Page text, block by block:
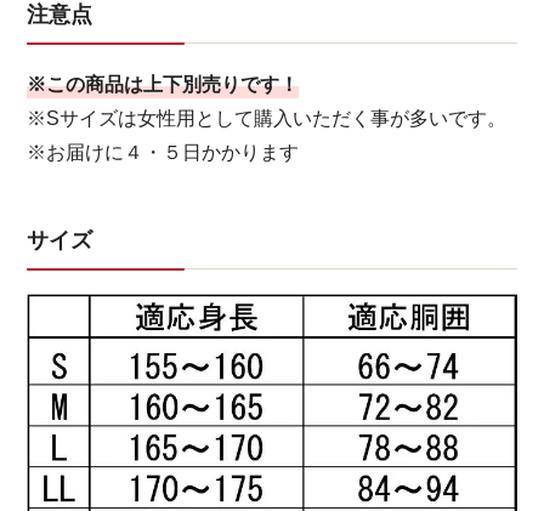
注意点
※この商品は上下別売りです！
※Sサイズは女性用として購入いただく事が多いです。
※お届けに４・５日かかります
サイズ